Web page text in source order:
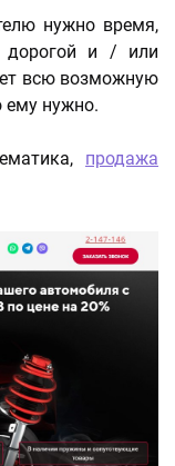
нужно время,
дорогой и / или
всю возможную
ему нужно.
продажа